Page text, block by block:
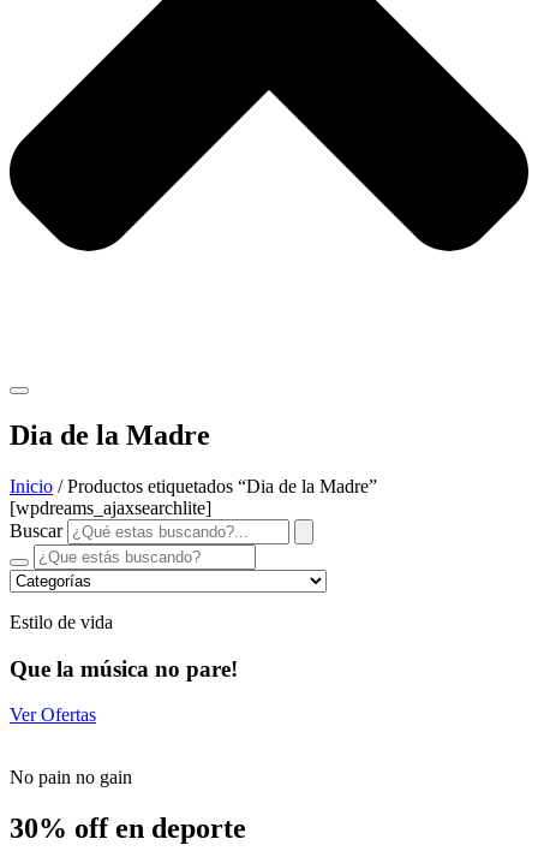
Dia de la Madre
Inicio / Productos etiquetados “Dia de la Madre”
[wpdreams_ajaxsearchlite]
Buscar
Estilo de vida
Que la música no pare!
Ver Ofertas
No pain no gain
30% off en deporte